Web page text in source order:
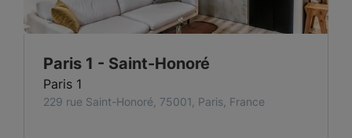
Paris 1 - Saint-Honoré
Paris 1
229 rue Saint-Honoré, 75001, Paris, France